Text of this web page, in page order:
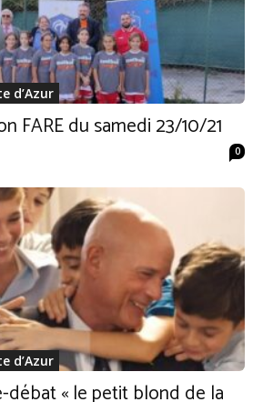
d’Azur
FARE du samedi 23/10/21
0
d’Azur
débat « le petit blond de la